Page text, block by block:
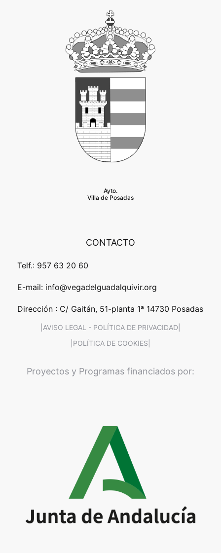
Ayto.
Villa de Posadas
CONTACTO
Telf.: 957 63 20 60
E-mail: info@vegadelguadalquivir.org
Dirección : C/ Gaitán, 51-planta 1ª 14730 Posadas
|AVISO LEGAL - POLÍTICA DE PRIVACIDAD|
|POLÍTICA DE COOKIES|
Proyectos y Programas financiados por: